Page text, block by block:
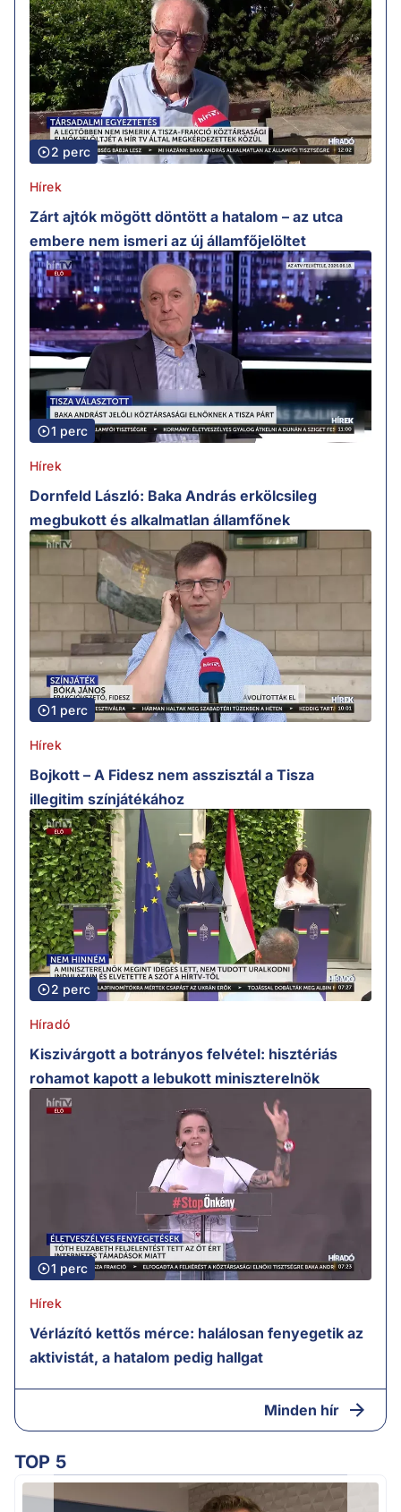
2 perc
Hírek
Zárt ajtók mögött döntött a hatalom – az utca
embere nem ismeri az új államfőjelöltet
1 perc
Hírek
Dornfeld László: Baka András erkölcsileg
megbukott és alkalmatlan államfőnek
1 perc
Hírek
Bojkott – A Fidesz nem asszisztál a Tisza
illegitim színjátékához
2 perc
Híradó
Kiszivárgott a botrányos felvétel: hisztériás
rohamot kapott a lebukott miniszterelnök
1 perc
Hírek
Vérlázító kettős mérce: halálosan fenyegetik az
aktivistát, a hatalom pedig hallgat
Minden hír
TOP 5